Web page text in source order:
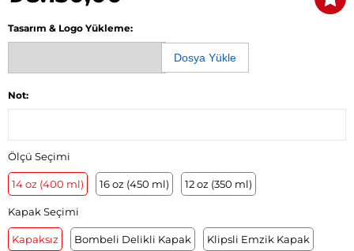
Tasarım & Logo Yükleme:
Dosya Yükle
Not:
Ölçü Seçimi
14 oz (400 ml) 16 oz (450 ml) 12 oz (350 ml)
Kapak Seçimi
Kapaksız Bombeli Delikli Kapak Klipsli Emzik Kapak